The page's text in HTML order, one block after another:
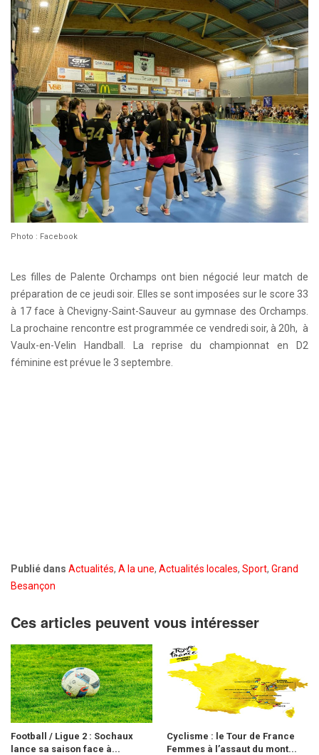
Photo : Facebook
Les filles de Palente Orchamps ont bien négocié leur match de
préparation de ce jeudi soir. Elles se sont imposées sur le score 33
à 17 face à Chevigny-Saint-Sauveur au gymnase des Orchamps.
La prochaine rencontre est programmée ce vendredi soir, à 20h, à
Vaulx-en-Velin Handball. La reprise du championnat en D2
féminine est prévue le 3 septembre.
Publié dans Actualités, A la une, Actualités locales, Sport, Grand
Besançon
Ces articles peuvent vous intéresser
Football / Ligue 2 : Sochaux
lance sa saison face à...
Cyclisme : le Tour de France
Femmes à l’assaut du mont...